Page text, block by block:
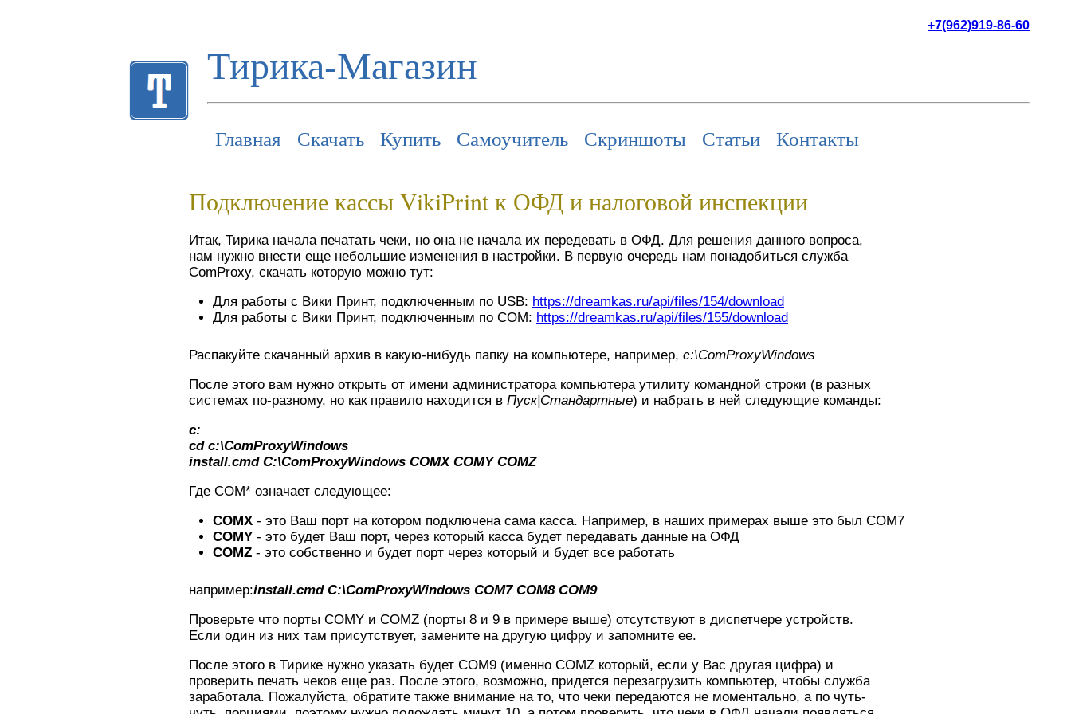
+7(962)919-86-60
Тирика-Магазин
Главная Скачать Купить Самоучитель Скриншоты Статьи Контакты
Подключение кассы VikiPrint к ОФД и налоговой инспекции
Итак, Тирика начала печатать чеки, но она не начала их передевать в ОФД. Для решения данного вопроса,
нам нужно внести еще небольшие изменения в настройки. В первую очередь нам понадобиться служба
ComProxy, скачать которую можно тут:
Для работы с Вики Принт, подключенным по USB: https://dreamkas.ru/api/files/154/download
Для работы с Вики Принт, подключенным по COM: https://dreamkas.ru/api/files/155/download
Распакуйте скачанный архив в какую-нибудь папку на компьютере, например, c:\ComProxyWindows
После этого вам нужно открыть от имени администратора компьютера утилиту командной строки (в разных
системах по-разному, но как правило находится в Пуск|Стандартные) и набрать в ней следующие команды:
c:
cd c:\ComProxyWindows
install.cmd C:\ComProxyWindows COMX COMY COMZ
Где COM* означает следующее:
COMX - это Ваш порт на котором подключена сама касса. Например, в наших примерах выше это был COM7
COMY - это будет Ваш порт, через который касса будет передавать данные на ОФД
COMZ - это собственно и будет порт через который и будет все работать
например:install.cmd C:\ComProxyWindows COM7 COM8 COM9
Проверьте что порты COMY и COMZ (порты 8 и 9 в примере выше) отсутствуют в диспетчере устройств.
Если один из них там присутствует, замените на другую цифру и запомните ее.
После этого в Тирике нужно указать будет СОМ9 (именно COMZ который, если у Вас другая цифра) и
проверить печать чеков еще раз. После этого, возможно, придется перезагрузить компьютер, чтобы служба
заработала. Пожалуйста, обратите также внимание на то, что чеки передаются не моментально, а по чуть-